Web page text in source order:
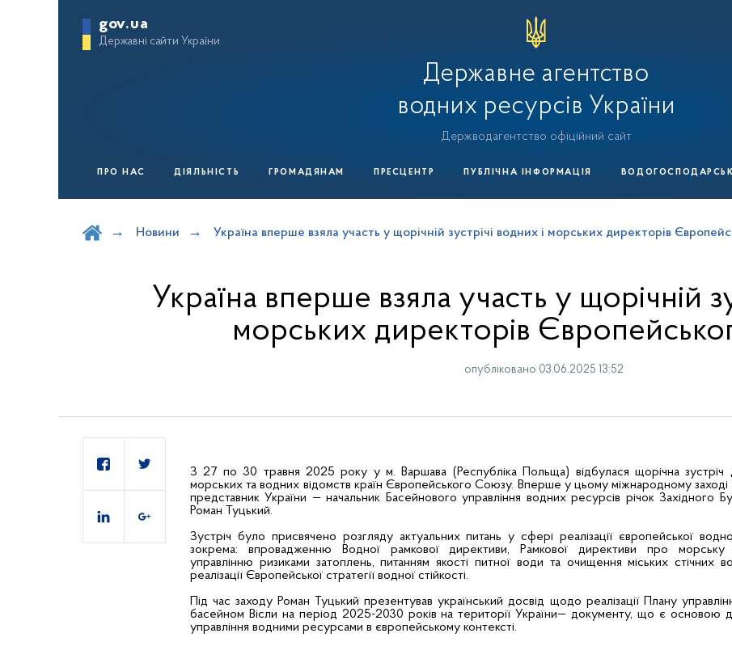
gov.ua
Державні сайти України
Державне агентство
водних ресурсів України
Держводагентство офіційний сайт
ПРО НАС ДІЯЛЬНІСТЬ ГРОМАДЯНАМ ПРЕСЦЕНТР ПУБЛІЧНА ІНФОРМАЦІЯ
Новини Україна вперше взяла участь у щорічній зустрічі водних і морських директорів
Україна вперше взяла участь у щорічній
морських директорів
опубліковано 03.06.2025 13:52
З 27 по 30 травня 2025 року у м. Варшава (Республіка Польща) відбулася щорічна зустріч
морських та водних відомств країн Європейського Союзу. Вперше у цьому міжнародному заході
представник України — начальник Басейнового управління водних ресурсів річок Західного
Роман Туцький.
Зустріч було присвячено розгляду актуальних питань у сфері реалізації європейської
зокрема: впровадженню Водної рамкової директиви, Рамкової директиви про морську
управлінню ризиками затоплень, питанням якості питної води та очищення міських стічних
реалізації Європейської стратегії водної стійкості.
Під час заходу Роман Туцький презентував український досвід щодо реалізації Плану
басейном Вісли на період 2025-2030 років на території України— документу, що є основою
управління водними ресурсами в європейському контексті.